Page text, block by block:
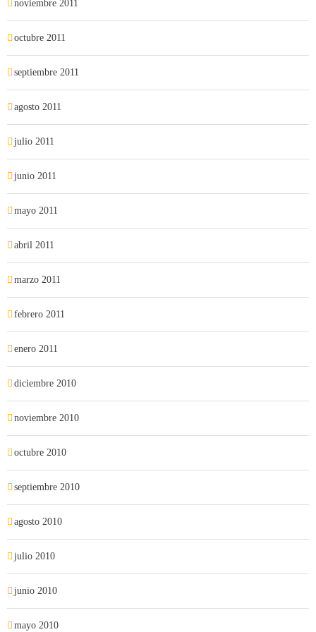
noviembre 2011
octubre 2011
septiembre 2011
agosto 2011
julio 2011
junio 2011
mayo 2011
abril 2011
marzo 2011
febrero 2011
enero 2011
diciembre 2010
noviembre 2010
octubre 2010
septiembre 2010
agosto 2010
julio 2010
junio 2010
mayo 2010